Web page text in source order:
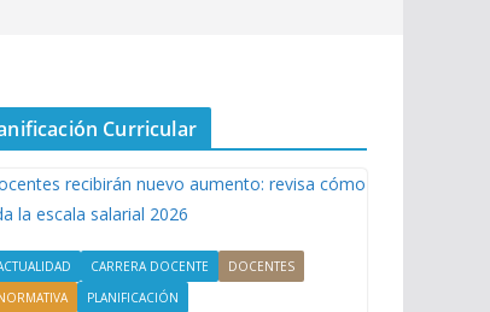
Curricular
CARRERA DOCENTE
DOCENTES
PLANIFICACIÓN